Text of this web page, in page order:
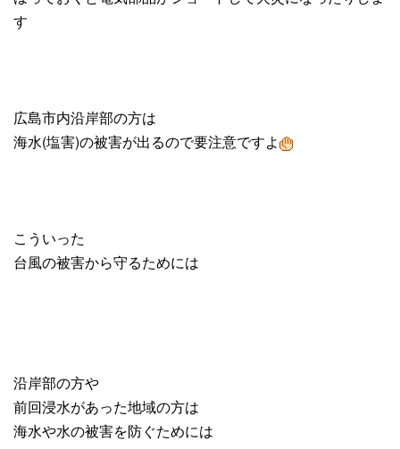
す
広島市内沿岸部の方は
海水(塩害)の被害が出るので要注意ですよ
こういった
台風の被害から守るためには
沿岸部の方や
前回浸水があった地域の方は
海水や水の被害を防ぐためには